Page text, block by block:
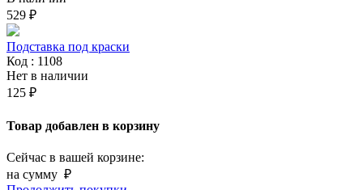
529 ₽
Подставка под краски
Код : 1108
Нет в наличии
125 ₽
Товар добавлен в корзину
Сейчас в вашей корзине:
на сумму ₽